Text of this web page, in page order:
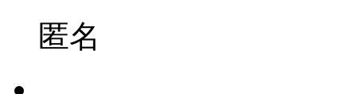
匿名